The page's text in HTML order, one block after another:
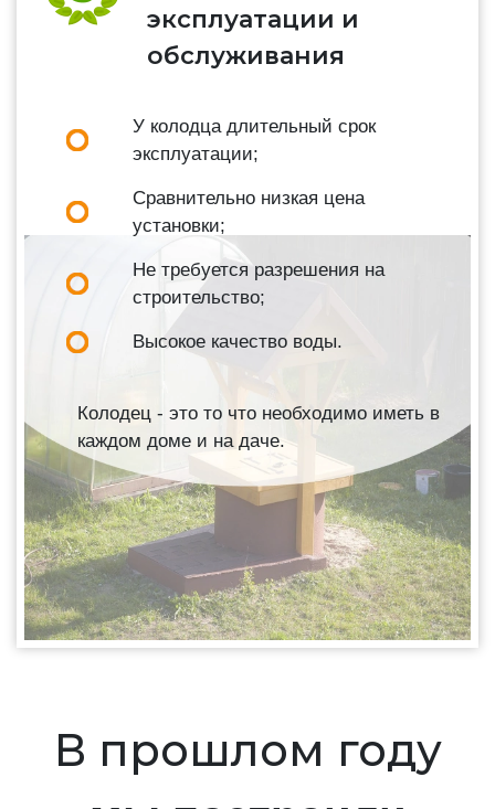
эксплуатации и
обслуживания
У колодца длительный срок
эксплуатации;
Сравнительно низкая цена
установки;
Не требуется разрешения на
строительство;
Высокое качество воды.
Колодец - это то что необходимо иметь в
каждом доме и на даче.
В прошлом году